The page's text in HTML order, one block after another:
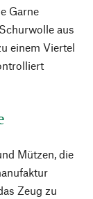
Garne
aus
einem Viertel
Mützen, die
Zeug zu